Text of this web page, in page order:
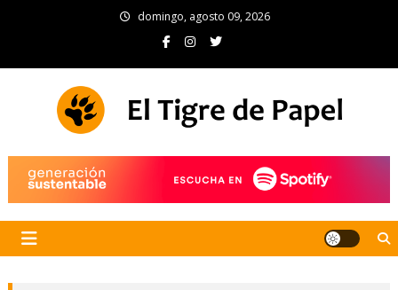
domingo, agosto 09, 2026